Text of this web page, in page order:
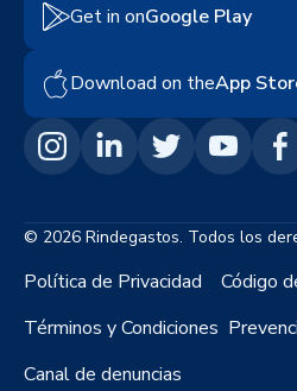
© 2026 Rindegastos. Todos los
Política de Privacidad
Código
Términos y Condiciones
Canal de denuncias
Get in onGoogle Play
Download on theApp